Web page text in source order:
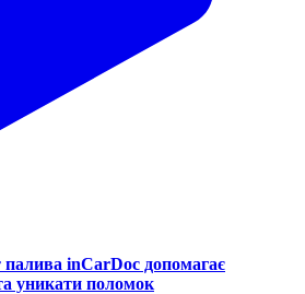
inCarDoc допомагає
уникати поломок